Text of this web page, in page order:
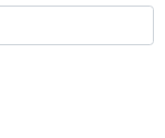
dàng di chuyển và
ống hơi... hỗ trợ